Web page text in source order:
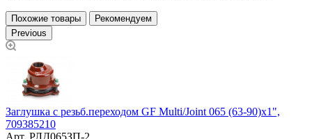
Похожие товары
Рекомендуем
Previous
Заглушка с резьб.переходом GF Multi/Joint 065 (63-90)х1",
709385210
Арт. РЛД065ЗП-2